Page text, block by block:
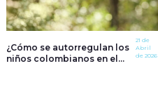
¿Cómo se autorregulan los
niños colombianos en el
21 de
Abril
de 2026